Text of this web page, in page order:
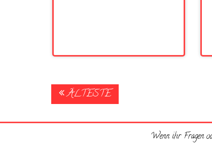
Posts
navigation
ÄLTESTE
Wenn ihr Fragen